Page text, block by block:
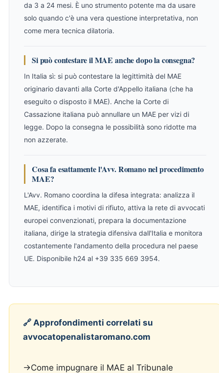
da 3 a 24 mesi. È uno strumento potente ma da usare
solo quando c'è una vera questione interpretativa, non
come mera tecnica dilatoria.
Si può contestare il MAE anche dopo la consegna?
In Italia sì: si può contestare la legittimità del MAE
originario davanti alla Corte d'Appello italiana (che ha
eseguito o disposto il MAE). Anche la Corte di
Cassazione italiana può annullare un MAE per vizi di
legge. Dopo la consegna le possibilità sono ridotte ma
non azzerate.
Cosa fa esattamente l'Avv. Romano nel procedimento
MAE?
L'Avv. Romano coordina la difesa integrata: analizza il
MAE, identifica i motivi di rifiuto, attiva la rete di avvocati
europei convenzionati, prepara la documentazione
italiana, dirige la strategia difensiva dall'Italia e monitora
costantemente l'andamento della procedura nel paese
UE. Disponibile h24 al +39 335 669 3954.
🔗 Approfondimenti correlati su
avvocatopenalistaromano.com
→Come impugnare il MAE al Tribunale